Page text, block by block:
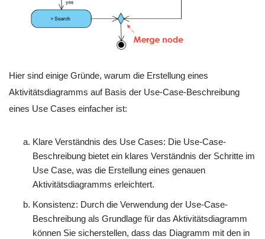
Hier sind einige Gründe, warum die Erstellung eines
Aktivitätsdiagramms auf Basis der Use-Case-Beschreibung
eines Use Cases einfacher ist:
Klare Verständnis des Use Cases: Die Use-Case-
Beschreibung bietet ein klares Verständnis der Schritte im
Use Case, was die Erstellung eines genauen
Aktivitätsdiagramms erleichtert.
Konsistenz: Durch die Verwendung der Use-Case-
Beschreibung als Grundlage für das Aktivitätsdiagramm
können Sie sicherstellen, dass das Diagramm mit den in